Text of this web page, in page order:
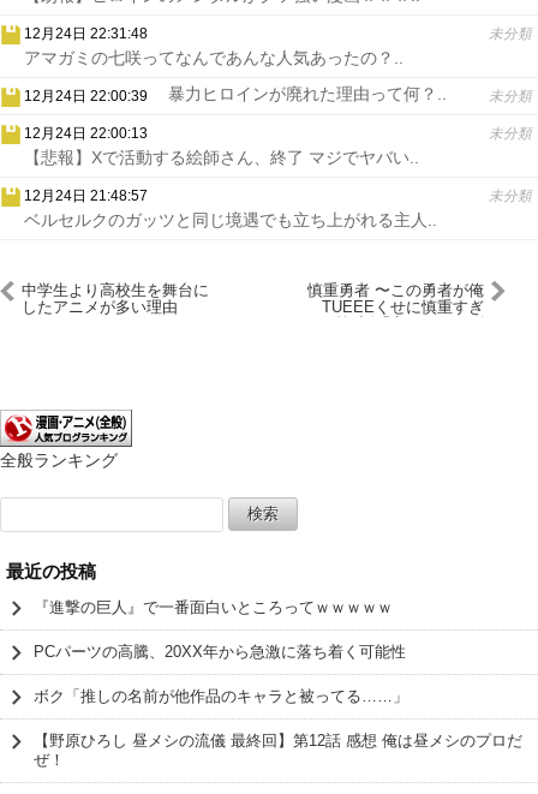
12月24日 22:31:48 未分類
アマガミの七咲ってなんであんな人気あったの？..
12月24日 22:00:39 未分類
暴力ヒロインが廃れた理由って何？..
12月24日 22:00:13 未分類
【悲報】Xで活動する絵師さん、終了 マジでヤバい..
12月24日 21:48:57 未分類
ベルセルクのガッツと同じ境遇でも立ち上がれる主人..
中学生より高校生を舞台に
したアニメが多い理由
慎重勇者 〜この勇者が俺
TUEEEくせに慎重すぎ
全般ランキング
索:
最近の投稿
『進撃の巨人』で一番面白いところってｗｗｗｗｗ
PCパーツの高騰、20XX年から急激に落ち着く可能性
ボク「推しの名前が他作品のキャラと被ってる……」
【野原ひろし 昼メシの流儀 最終回】第12話 感想 俺は昼メシのプロだ
ぜ！